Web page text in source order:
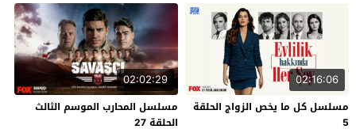
02:16:06
مسلسل كل ما يخص الزواج الحلقة
5
02:02:29
مسلسل المحارب الموسم الثالث
الحلقة 27